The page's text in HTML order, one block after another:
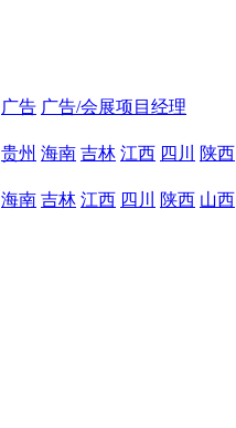
广告 广告/会展项目经理
贵州 海南 吉林 江西 四川 陕西
海南 吉林 江西 四川 陕西 山西